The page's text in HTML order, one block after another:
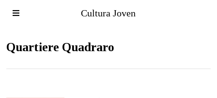
Cultura Joven
Quartiere Quadraro